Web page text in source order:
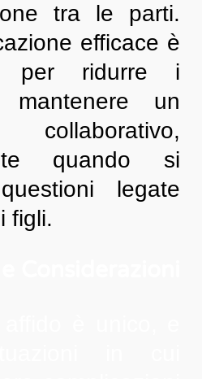
tra le parti.
efficace è
per ridurre i
un
collaborativo,
quando si
legate
figli.